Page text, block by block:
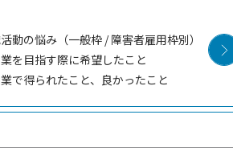
動の悩み（一般枠 / 障害者雇用枠別）
を目指す際に希望したこと
で得られたこと、良かったこと